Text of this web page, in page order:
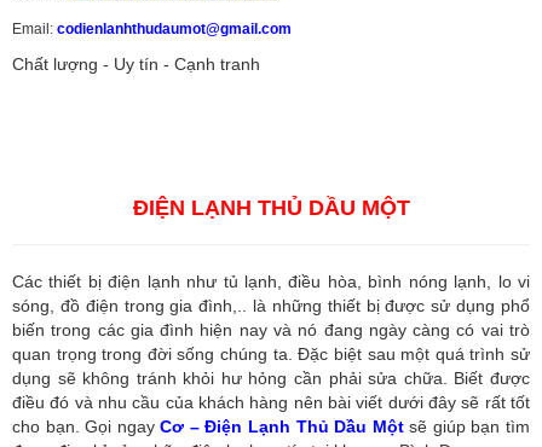
Email: codienlanhthudaumot@gmail.com
Chất lượng - Uy tín - Cạnh tranh
ĐIỆN LẠNH THỦ DẦU MỘT
Các thiết bị điện lạnh như tủ lạnh, điều hòa, bình nóng lạnh, lo vi
sóng, đồ điện trong gia đình,.. là những thiết bị được sử dụng phổ
biến trong các gia đình hiện nay và nó đang ngày càng có vai trò
quan trọng trong đời sống chúng ta. Đặc biệt sau một quá trình sử
dụng sẽ không tránh khỏi hư hỏng cần phải sửa chữa. Biết được
điều đó và nhu cầu của khách hàng nên bài viết dưới đây sẽ rất tốt
cho bạn. Gọi ngayCơ – Điện Lạnh Thủ Dầu Một sẽ giúp bạn tìm